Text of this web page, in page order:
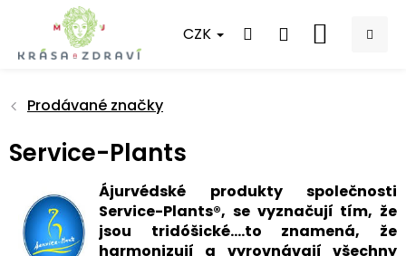
obsah
CZK
NÁKUPNÍ
Prodávané značky
Service-Plants
Ájurvédské produkty společnosti
Service-Plants®, se vyznačují tím, že
jsou tridóšické....to znamená, že
harmonizují a vyrovnávají všechny